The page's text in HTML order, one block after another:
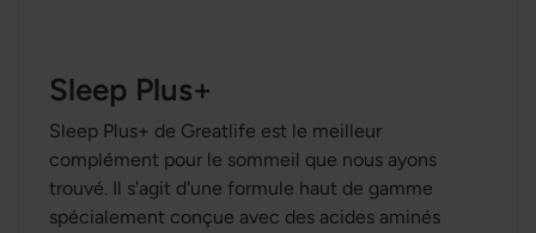
Sleep Plus+
Sleep Plus+ de Greatlife est le meilleur
complément pour le sommeil que nous ayons
trouvé. Il s'agit d'une formule haut de gamme
spécialement conçue avec des acides aminés